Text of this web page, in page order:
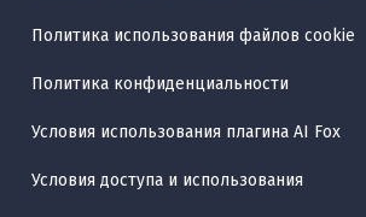
Политика использования файлов cookie
Политика конфиденциальности
Условия использования плагина AI Fox
Условия доступа и использования